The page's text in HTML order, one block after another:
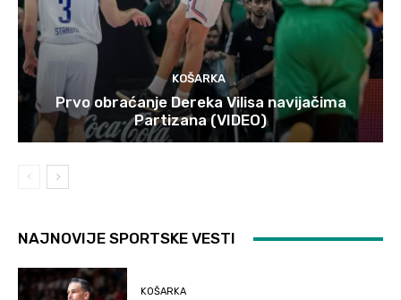
KOŠARKA
Prvo obraćanje Dereka Vilisa navijačima
Partizana (VIDEO)
NAJNOVIJE SPORTSKE VESTI
KOŠARKA